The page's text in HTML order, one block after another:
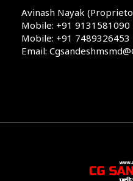
Avinash Nayak
Mobile: +91 9131581090
Mobile: +91 7489326453
Email: